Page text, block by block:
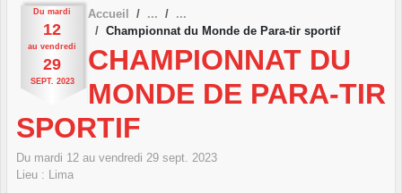
Du mardi
12
au vendredi
29
SEPT. 2023
Accueil
Championnat du Monde de Para-tir sportif
CHAMPIONNAT DU
MONDE DE PARA-TIR
SPORTIF
Du mardi 12 au vendredi 29 sept. 2023
Lieu : Lima